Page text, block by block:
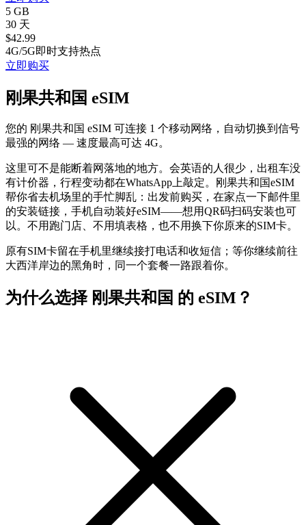
5 GB
30 天
$42.99
4G/5G即时支持热点
立即购买
刚果共和国 eSIM
您的 刚果共和国 eSIM 可连接 1 个移动网络，自动切换到信号
最强的网络 — 速度最高可达 4G。
这里可不是能断着网落地的地方。会英语的人很少，出租车没
有计价器，行程变动都在WhatsApp上敲定。刚果共和国eSIM
帮你省去机场里的手忙脚乱：出发前购买，在家点一下邮件里
的安装链接，手机自动装好eSIM——想用QR码扫码安装也可
以。不用跑门店、不用填表格，也不用换下你原来的SIM卡。
原有SIM卡留在手机里继续接打电话和收短信；等你继续前往
大西洋岸边的黑角时，同一个套餐一路跟着你。
为什么选择 刚果共和国 的 eSIM？